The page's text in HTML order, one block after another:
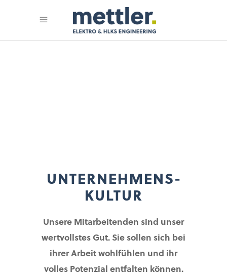
UNTERNEHMENS­
KULTUR
Unsere Mitarbeitenden sind unser
wertvollstes Gut. Sie sollen sich bei
ihrer Arbeit wohlfühlen und ihr
volles Potenzial entfalten können.